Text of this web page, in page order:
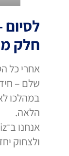
לסיום
חלק
אחרי כל
שלם –
במהלכו
הלאה.
ולצחוק